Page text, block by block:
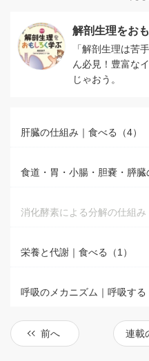
解剖生理をお
「解剖生理は苦
ん必見！豊富な
じゃおう。
肝臓の仕組み｜食べる（4）
食道・胃・小腸・胆嚢・膵臓
消化酵素による分解の仕組み
栄養と代謝｜食べる（1）
呼吸のメカニズム｜呼吸する
前へ 連載